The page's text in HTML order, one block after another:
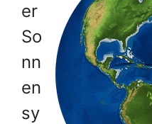
er
So
nn
en
sy